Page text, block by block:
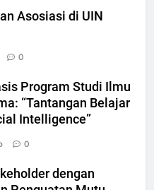
Asosiasi di UIN
0
Program Studi Ilmu
“Tantangan Belajar
Intelligence”
0
dengan